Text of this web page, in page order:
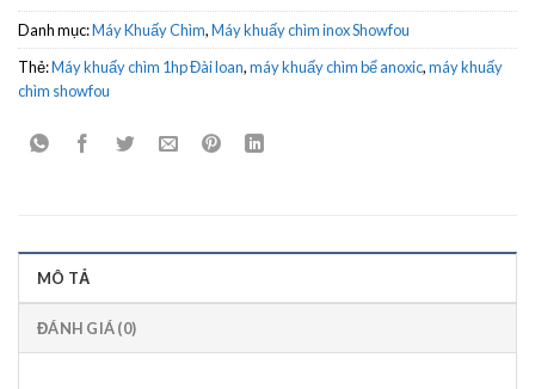
Danh mục:Máy Khuấy Chìm,Máy khuấy chìm inox Showfou
Thẻ:Máy khuấy chìm 1hp Đài loan,máy khuấy chìm bể anoxic,máy khuấy
chìm showfou
MÔ TẢ
ĐÁNH GIÁ (0)